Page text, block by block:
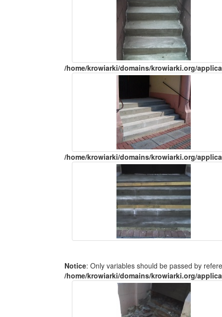
/home/krowiarki/domains/krowiarki.org/
/home/krowiarki/domains/krowiarki.org/
Notice: Only variables should be passed by
/home/krowiarki/domains/krowiarki.org/